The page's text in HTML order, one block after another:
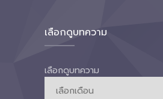
เลือกดูบทความ
เลือกดูบทความ